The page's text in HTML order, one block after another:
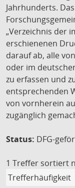
Jahrhunderts.
„Verzeichnis der
erschienenen
darauf ab, alle
oder im
zu erfassen und
entsprechenden
von vornherein
zugänglich
Status: DFG-
1 Treffer sortiert